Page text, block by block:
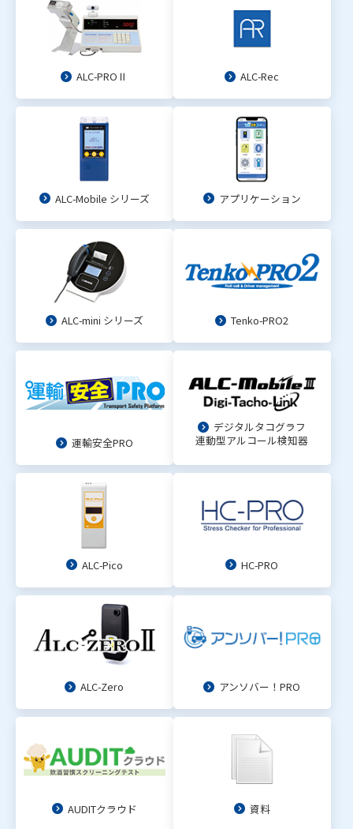
ALC-PROⅡ ALC-Rec
ALC-Mobile シリーズ アプリケーション
ALC-mini シリーズ Tenko-PRO2
運輸安全PRO
デジタルタコグラフ
連動型アルコール検知器
ALC-Pico HC-PRO
ALC-Zero アンソバー！PRO
AUDITクラウド 資料